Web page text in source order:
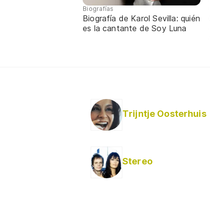
Biografías
Biografía de Karol Sevilla: quién
es la cantante de Soy Luna
Trijntje Oosterhuis
Stereo